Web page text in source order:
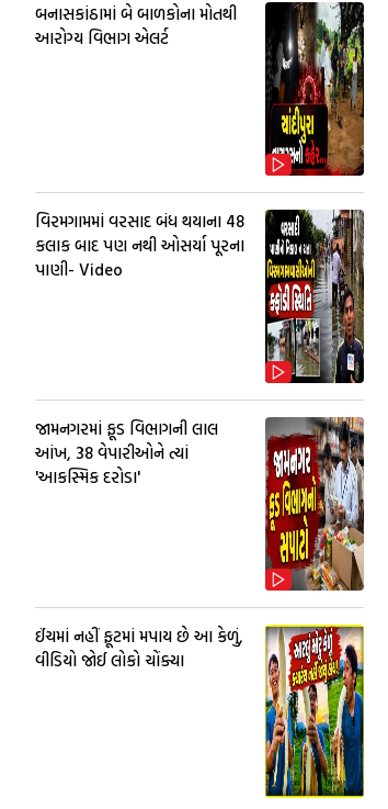
બનાસકાંઠામાં બે બાળકોના મોતથી
આરોગ્ય વિભાગ એલર્ટ
વિરમગામમાં વરસાદ બંધ થયાના 48
કલાક બાદ પણ નથી ઓસર્યા પૂરના
પાણી- Video
જામનગરમાં ફૂડ વિભાગની લાલ
આંખ, 38 વેપારીઓને ત્યાં
'આકસ્મિક દરોડા'
ઈંચમાં નહીં ફૂટમાં મપાય છે આ કેળું,
વીડિયો જોઈ લોકો ચોંક્યા